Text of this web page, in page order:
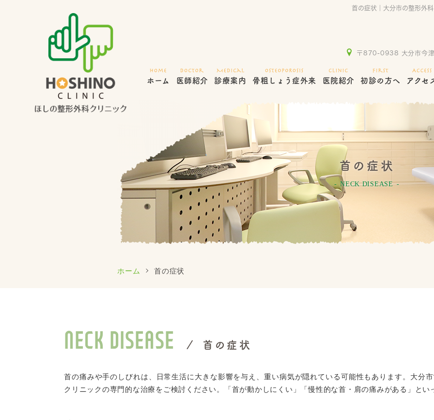
首の症状｜大分市の整形外
〒870-0938 大分市今
ホーム 医師紹介 診療案内 骨粗しょう症外来 医院紹介 初診の方へ アクセ
首の症状
NECK DISEASE
ホーム 首の症状
NECK DISEASE / 首の症状
首の痛みや手のしびれは、日常生活に大きな影響を与え、重い病気が隠れている可能性もあります。大分
クリニックの専門的な治療をご検討ください。「首が動かしにくい」「慢性的な首・肩の痛みがある」とい